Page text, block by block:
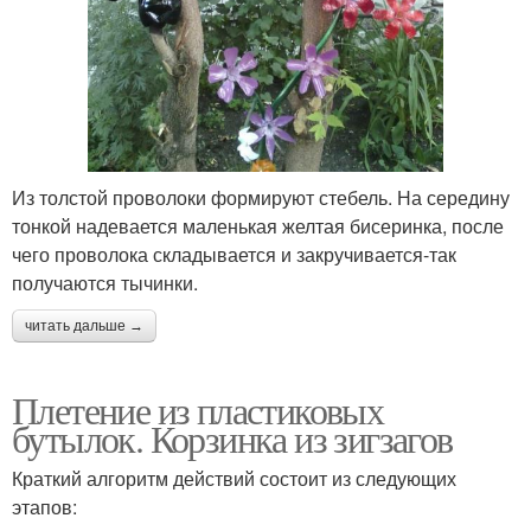
Из толстой проволоки формируют стебель. На середину
тонкой надевается маленькая желтая бисеринка, после
чего проволока складывается и закручивается-так
получаются тычинки.
читать дальше →
Плетение из пластиковых
бутылок. Корзинка из зигзагов
Краткий алгоритм действий состоит из следующих
этапов: